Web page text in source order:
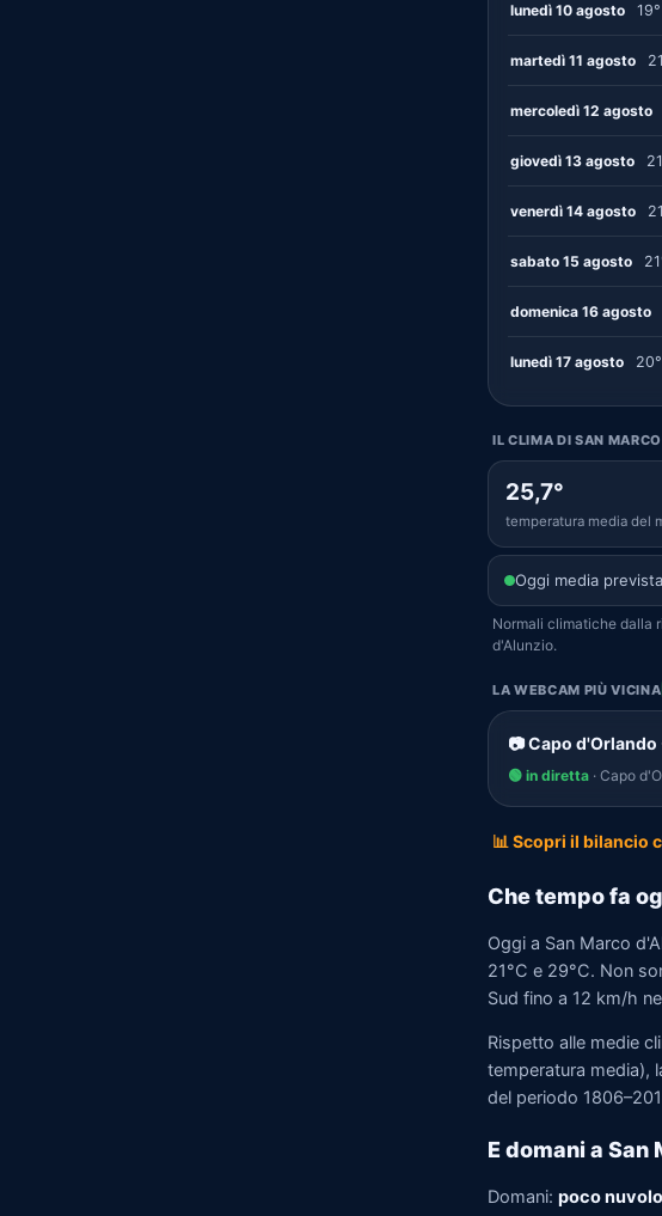
lunedì 10 agosto
martedì 11 agosto
mercoledì 12 agosto
giovedì 13 agosto
venerdì 14 agosto
sabato 15 agosto
domenica 16 agosto
lunedì 17 agosto
IL CLIMA DI SAN
25,7°
temperatura media del
Oggi media
Normali climatiche dalla
d'Alunzio.
LA WEBCAM PIÙ VICINA
📷 Capo
🟢 in diretta · Capo
📊 Scopri il bilancio
Che tempo fa
Oggi a San Marco
21°C e 29°C. Non
Sud fino a 12 km/h
Rispetto alle medie
temperatura media),
del periodo
E domani a San
Domani: poco